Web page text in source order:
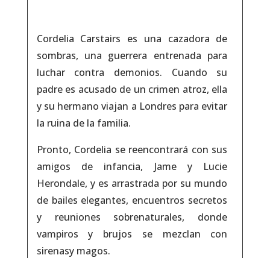
Cordelia Carstairs es una cazadora de
sombras, una guerrera entrenada para
luchar contra demonios. Cuando su
padre es acusado de un crimen atroz, ella
y su hermano viajan a Londres para evitar
la ruina de la familia.
Pronto, Cordelia se reencontrará con sus
amigos de infancia, Jame y Lucie
Herondale, y es arrastrada por su mundo
de bailes elegantes, encuentros secretos
y reuniones sobrenaturales, donde
vampiros y brujos se mezclan con
sirenasy magos.